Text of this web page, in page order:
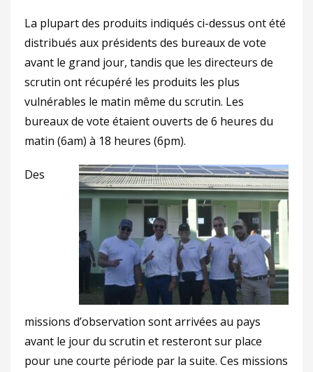
La plupart des produits indiqués ci-dessus ont été
distribués aux présidents des bureaux de vote
avant le grand jour, tandis que les directeurs de
scrutin ont récupéré les produits les plus
vulnérables le matin même du scrutin. Les
bureaux de vote étaient ouverts de 6 heures du
matin (6am) à 18 heures (6pm).
Des
missions d’observation sont arrivées au pays
avant le jour du scrutin et resteront sur place
pour une courte période par la suite. Ces missions